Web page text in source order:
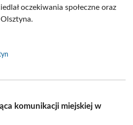
oczekiwania społeczne oraz
komunikacji miejskiej w